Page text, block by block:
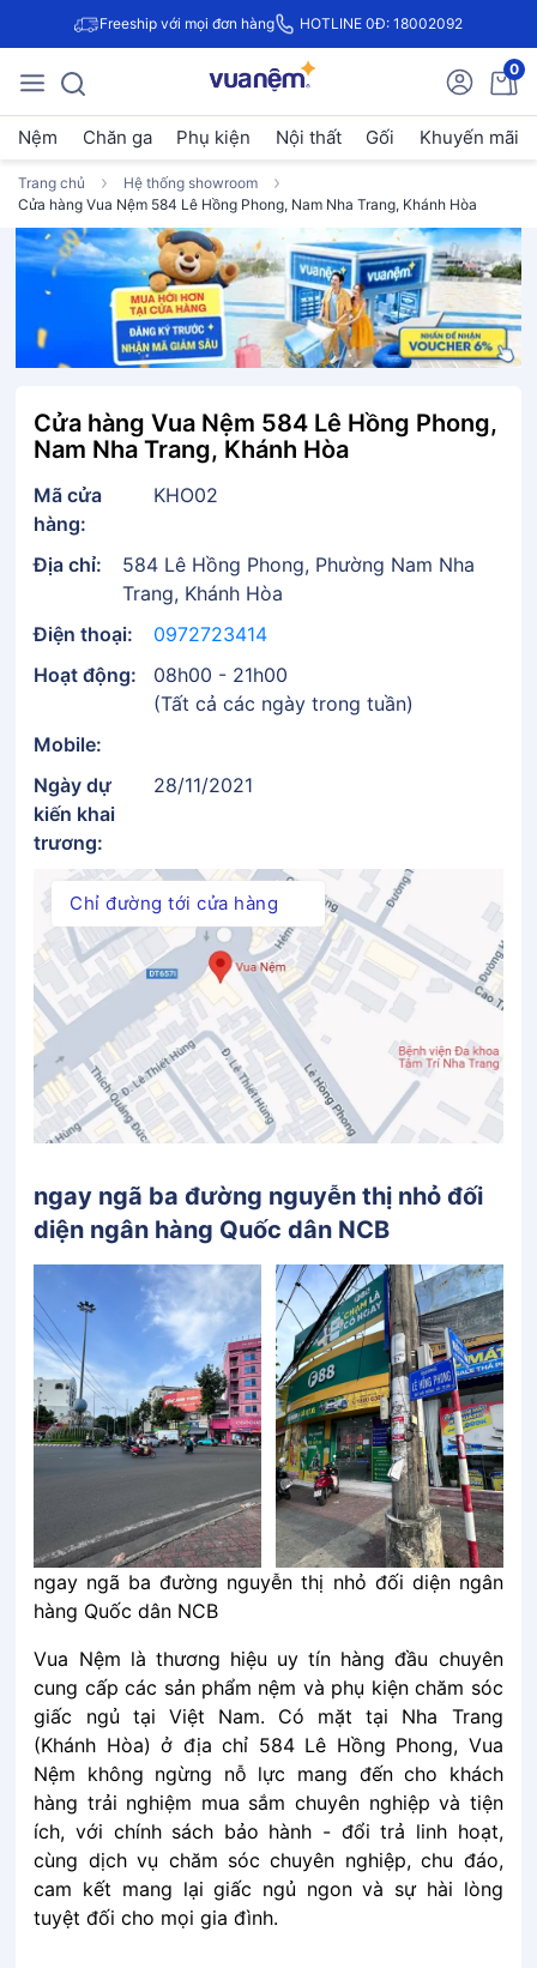
Freeship với mọi đơn hàng HOTLINE 0Đ: 18002092
0
Nệm Chăn ga Phụ kiện Nội thất Gối Khuyến mãi
Trang chủ
Hệ thống showroom
Cửa hàng Vua Nệm 584 Lê Hồng Phong, Nam Nha Trang, Khánh Hòa
Cửa hàng Vua Nệm 584 Lê Hồng Phong,
Nam Nha Trang, Khánh Hòa
Mã cửa
hàng:
KHO02
Địa chỉ:
584 Lê Hồng Phong, Phường Nam Nha
Trang, Khánh Hòa
Điện thoại:
0972723414
Hoạt động:
08h00 - 21h00
(Tất cả các ngày trong tuần)
Mobile:
Ngày dự
kiến khai
trương:
28/11/2021
Chỉ đường tới cửa hàng
ngay ngã ba đường nguyễn thị nhỏ đối
diện ngân hàng Quốc dân NCB
ngay ngã ba đường nguyễn thị nhỏ đối diện ngân
hàng Quốc dân NCB
Vua Nệm là thương hiệu uy tín hàng đầu chuyên
cung cấp các sản phẩm nệm và phụ kiện chăm sóc
giấc ngủ tại Việt Nam. Có mặt tại Nha Trang
(Khánh Hòa) ở địa chỉ 584 Lê Hồng Phong, Vua
Nệm không ngừng nỗ lực mang đến cho khách
hàng trải nghiệm mua sắm chuyên nghiệp và tiện
ích, với chính sách bảo hành - đổi trả linh hoạt,
cùng dịch vụ chăm sóc chuyên nghiệp, chu đáo,
cam kết mang lại giấc ngủ ngon và sự hài lòng
tuyệt đối cho mọi gia đình.